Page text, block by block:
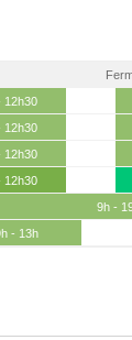
12h30
12h30
12h30
12h30
9h -
- 13h